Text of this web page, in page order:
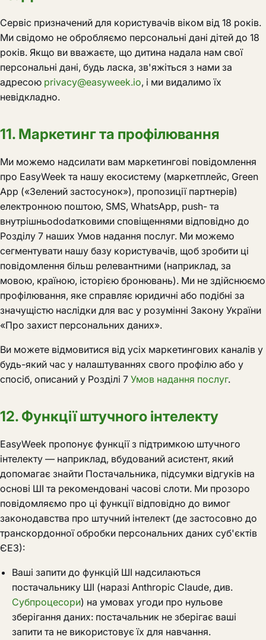
Сервіс призначений для користувачів віком від 18 років.
Ми свідомо не обробляємо персональні дані дітей до 18
років. Якщо ви вважаєте, що дитина надала нам свої
персональні дані, будь ласка, зв'яжіться з нами за
адресою privacy@easyweek.io, і ми видалимо їх
невідкладно.
11. Маркетинг та профілювання
Ми можемо надсилати вам маркетингові повідомлення
про EasyWeek та нашу екосистему (маркетплейс, Green
App («Зелений застосунок»), пропозиції партнерів)
електронною поштою, SMS, WhatsApp, push- та
внутрішньododатковими сповіщеннями відповідно до
Розділу 7 наших Умов надання послуг. Ми можемо
сегментувати нашу базу користувачів, щоб зробити ці
повідомлення більш релевантними (наприклад, за
мовою, країною, історією бронювань). Ми не здійснюємо
профілювання, яке справляє юридичні або подібні за
значущістю наслідки для вас у розумінні Закону України
«Про захист персональних даних».
Ви можете відмовитися від усіх маркетингових каналів у
будь-який час у налаштуваннях свого профілю або у
спосіб, описаний у Розділі 7 Умов надання послуг.
12. Функції штучного інтелекту
EasyWeek пропонує функції з підтримкою штучного
інтелекту — наприклад, вбудований асистент, який
допомагає знайти Постачальника, підсумки відгуків на
основі ШІ та рекомендовані часові слоти. Ми прозоро
повідомляємо про ці функції відповідно до вимог
законодавства про штучний інтелект (де застосовно до
транскордонної обробки персональних даних суб'єктів
ЄЕЗ):
Ваші запити до функцій ШІ надсилаються
постачальнику ШІ (наразі Anthropic Claude, див.
Субпроцесори) на умовах угоди про нульове
зберігання даних: постачальник не зберігає ваші
запити та не використовує їх для навчання.